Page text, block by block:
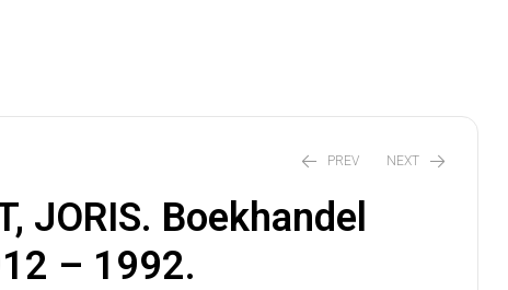
PREV
€14,00
NEXT
JORIS. Boekhandel
– 1992.